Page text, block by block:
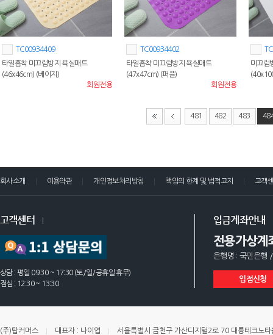
TC00934409
타일흡착 미끄럼방지 욕실매트
(46x46cm) (베이지)
회원전용
TC00934402
타일흡착 미끄럼방지 욕실매트
(47x47cm) (퍼플)
회원전용
미끄럼
481 482 483
회사소개 이용약관 개인정보처리방침 책임의 한계 및 법적고지 고객
고객센터
상담 : 평일 09:30 ~ 17:30 (토/일/공휴일 휴무)
점심 : 12:30 ~ 13:30
입금계좌안내
전용가상계
은행명 : 국민은행
입점신청
(주)탑커머스 대표자 : 나이엽
서울특별시 금천구 가산디지털2로 70 대륭테크노